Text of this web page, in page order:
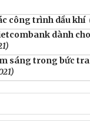
công trình dầu khí
dành
sáng trong bức